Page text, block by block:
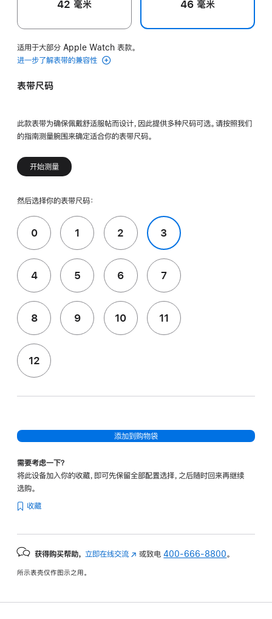
42 毫米 46 毫米
适用于大部分 Apple Watch 表款。
进一步了解表带的兼容性
表带尺码
此款表带为确保佩戴舒适服帖而设计，因此提供多种尺码可选。请按照我们
的指南测量腕围来确定适合你的表带尺码。
开始测量
然后选择你的表带尺码：
0 1 2 3
4 5 6 7
8 9 10 11
12
添加到购物袋
需要考虑一下？
将此设备加入你的收藏，即可先保留全部配置选择，之后随时回来再继续
选购。
收藏
获得购买帮助， 立即在线交流 (在
中
或致电400-666-8800 。
所示表壳仅作图示之用。